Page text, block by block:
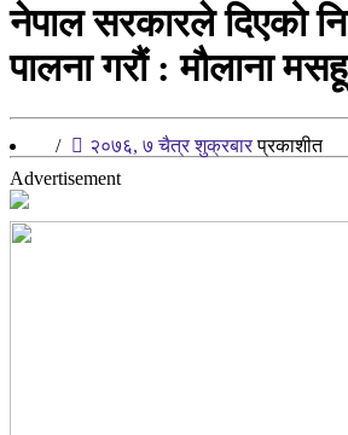
नेपाल सरकारले दिएको
पालना गरौं : मौलाना
/ २०७६, ७ चैत्र शुक्रबारप्रकाशीत
Advertisement